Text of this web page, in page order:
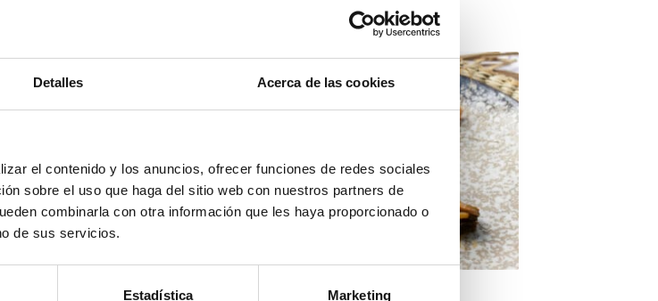
Detalles Acerca de las cookies
el contenido y los anuncios, ofrecer funciones de redes sociales
sobre el uso que haga del sitio web con nuestros partners de
combinarla con otra información que les haya proporcionado o
de sus servicios.
Estadística Marketing